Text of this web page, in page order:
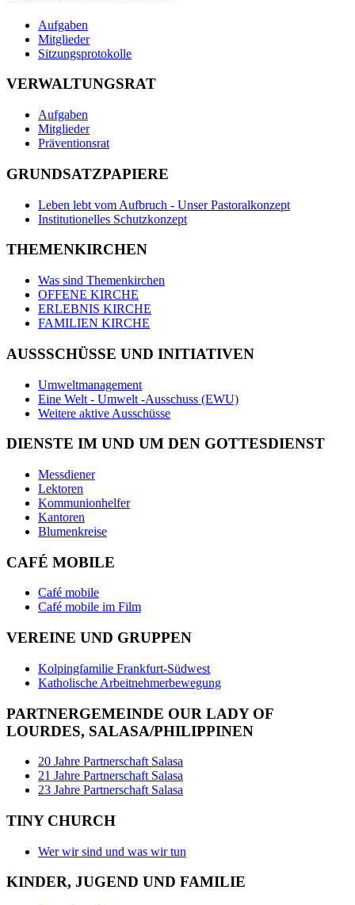
Aufgaben
Mitglieder
Sitzungsprotokolle
VERWALTUNGSRAT
Aufgaben
Mitglieder
Präventionsrat
GRUNDSATZPAPIERE
Leben lebt vom Aufbruch - Unser Pastoralkonzept
Institutionelles Schutzkonzept
THEMENKIRCHEN
Was sind Themenkirchen
OFFENE KIRCHE
ERLEBNIS KIRCHE
FAMILIEN KIRCHE
AUSSSCHÜSSE UND INITIATIVEN
Umweltmanagement
Eine Welt - Umwelt -Ausschuss (EWU)
Weitere aktive Ausschüsse
DIENSTE IM UND UM DEN GOTTESDIENST
Messdiener
Lektoren
Kommunionhelfer
Kantoren
Blumenkreise
CAFÉ MOBILE
Café mobile
Café mobile im Film
VEREINE UND GRUPPEN
Kolpingfamilie Frankfurt-Südwest
Katholische Arbeitnehmerbewegung
PARTNERGEMEINDE OUR LADY OF
LOURDES, SALASA/PHILIPPINEN
20 Jahre Partnerschaft Salasa
21 Jahre Partnerschaft Salasa
23 Jahre Partnerschaft Salasa
TINY CHURCH
Wer wir sind und was wir tun
KINDER, JUGEND UND FAMILIE